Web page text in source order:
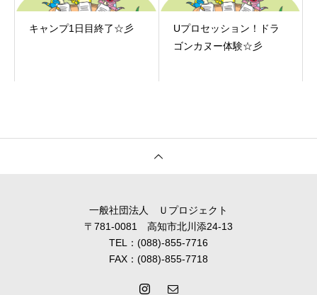
キャンプ1日目終了☆彡
Uプロセッション！ドラ
ゴンカヌー体験☆彡
一般社団法人 Ｕプロジェクト
〒781-0081 高知市北川添24-13
TEL：(088)-855-7716
FAX：(088)-855-7718